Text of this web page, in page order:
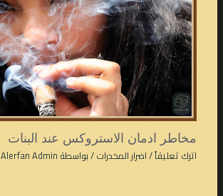
مخاطر ادمان الاستروكس عند البنات
اترك تعليقاً/اضرار المخدرات/ بواسطة Alerfan Admin